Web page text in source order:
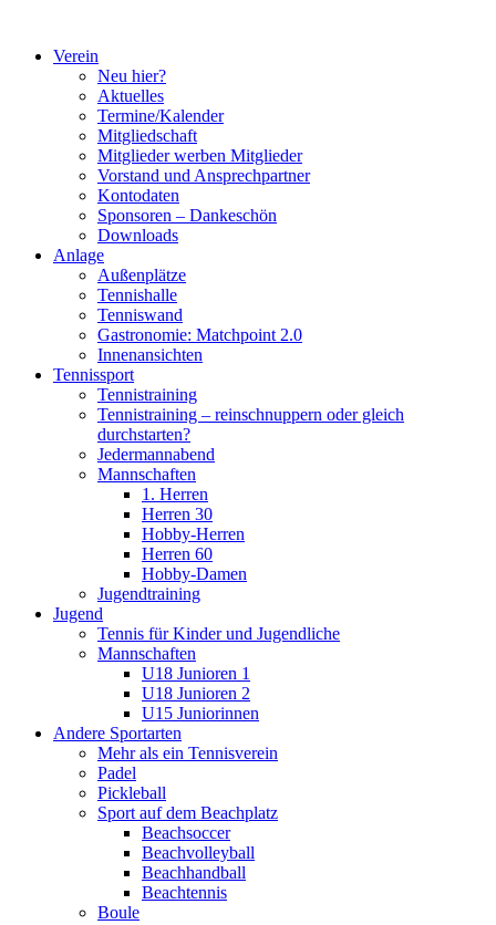
springenVerein
Neu hier?
Aktuelles
Termine/Kalender
Mitgliedschaft
Mitglieder werben Mitglieder
Vorstand und Ansprechpartner
Kontodaten
Sponsoren – Dankeschön
Downloads
Anlage
Außenplätze
Tennishalle
Tenniswand
Gastronomie: Matchpoint 2.0
Innenansichten
Tennissport
Tennistraining
Tennistraining – reinschnuppern oder gleich
durchstarten?
Jedermannabend
Mannschaften
1. Herren
Herren 30
Hobby-Herren
Herren 60
Hobby-Damen
Jugendtraining
Jugend
Tennis für Kinder und Jugendliche
Mannschaften
U18 Junioren 1
U18 Junioren 2
U15 Juniorinnen
Andere Sportarten
Mehr als ein Tennisverein
Padel
Pickleball
Sport auf dem Beachplatz
Beachsoccer
Beachvolleyball
Beachhandball
Beachtennis
Boule